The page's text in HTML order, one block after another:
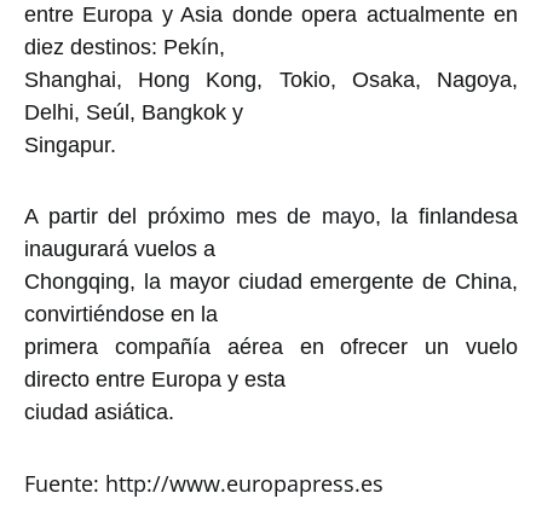
entre Europa y Asia donde opera actualmente en
diez destinos: Pekín,
Shanghai, Hong Kong, Tokio, Osaka, Nagoya,
Delhi, Seúl, Bangkok y
Singapur.
A partir del próximo mes de mayo, la finlandesa
inaugurará vuelos a
Chongqing, la mayor ciudad emergente de China,
convirtiéndose en la
primera compañía aérea en ofrecer un vuelo
directo entre Europa y esta
ciudad asiática.
Fuente: http://www.europapress.es